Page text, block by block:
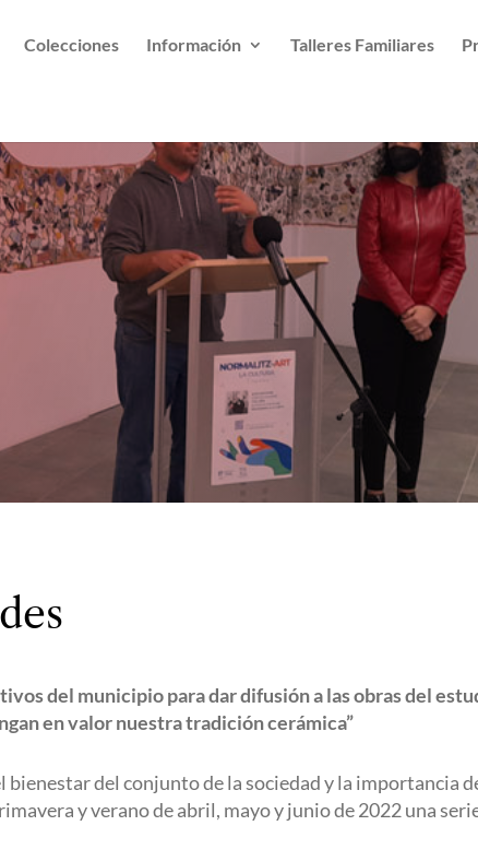
Colecciones Información Talleres Familiares
del municipio para dar difusión a las obras del
en valor nuestra tradición cerámica”
del conjunto de la sociedad y la importancia
y verano de abril, mayo y junio de 2022 una